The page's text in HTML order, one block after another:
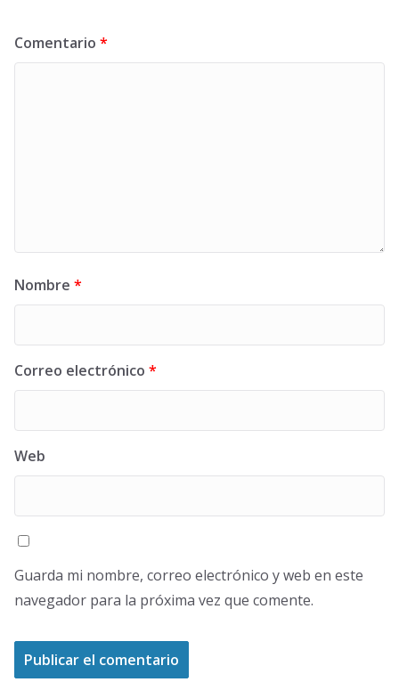
Comentario *
Nombre *
Correo electrónico *
Web
Guarda mi nombre, correo electrónico y web en este
navegador para la próxima vez que comente.